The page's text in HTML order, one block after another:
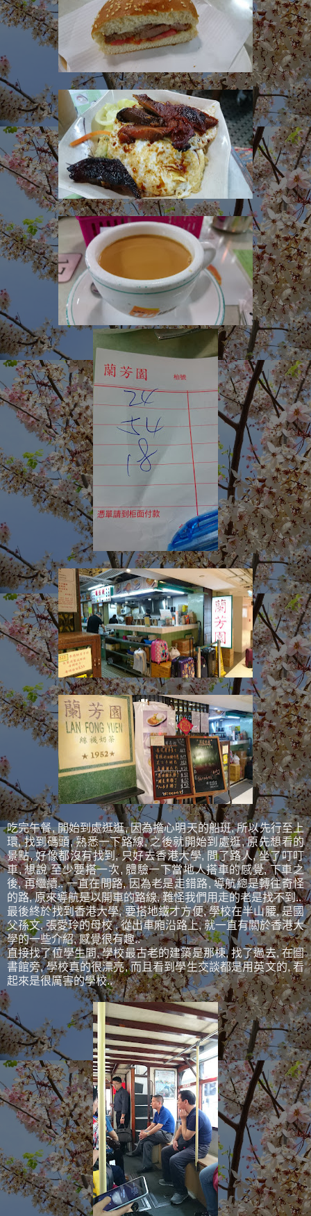
吃完午餐, 開始到處逛逛, 因為擔心明天的船班, 所以先行至上
環, 找到碼頭, 熟悉一下路線, 之後就開始到處逛, 原先想看的
景點, 好像都沒有找到, 只好去香港大學, 問了路人, 坐了叮叮
車, 想說 至少要搭一次, 體驗一下當地人搭車的感覺, 下車之
後, 再繼續.. 一直在問路, 因為老是走錯路, 導航總是轉往奇怪
的路, 原來導航是以開車的路線, 難怪我們用走的老是找不到..
最後終於找到香港大學, 要搭地鐵才方便, 學校在半山腰, 是國
父孫文, 張愛玲的母校 , 從出車廂沿路上, 就一直有關於香港大
學的一些介紹, 感覺很有趣..
直接找了位學生問, 學校最古老的建築是那棟, 找了過去, 在圖
書館旁, 學校真的很漂亮, 而且看到學生交談都是用英文的, 看
起來是很厲害的學校..